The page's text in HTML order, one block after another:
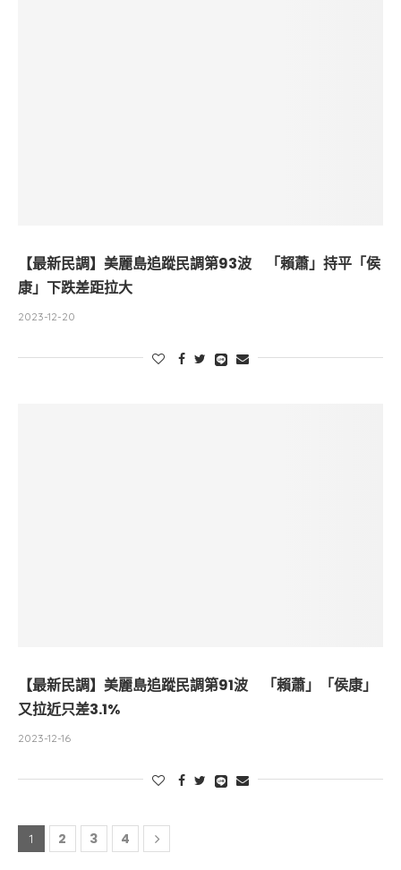
【最新民調】美麗島追蹤民調第93波 「賴蕭」持平「侯
康」下跌差距拉大
2023-12-20
【最新民調】美麗島追蹤民調第91波 「賴蕭」「侯康」
又拉近只差3.1%
2023-12-16
1 2 3 4